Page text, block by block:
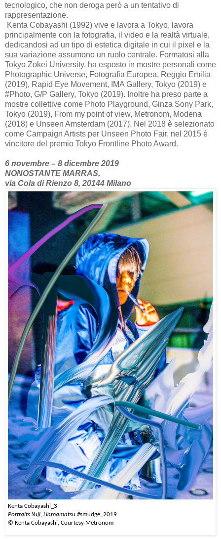
tecnologico, che non deroga però a un tentativo di
rappresentazione.
Kenta Cobayashi (1992) vive e lavora a Tokyo, lavora
principalmente con la fotografia, il video e la realtà virtuale,
dedicandosi ad un tipo di estetica digitale in cui il pixel e la
sua variazione assumono un ruolo centrale. Formatosi alla
Tokyo Zokei University, ha esposto in mostre personali come
Photographic Universe, Fotografia Europea, Reggio Emilia
(2019), Rapid Eye Movement, IMA Gallery, Tokyo (2019) e
#Photo, G/P Gallery, Tokyo (2019). Inoltre ha preso parte a
mostre collettive come Photo Playground, Ginza Sony Park,
Tokyo (2019), From my point of view, Metronom, Modena
(2018) e Unseen Amsterdam (2017). Nel 2018 è selezionato
come Campaign Artists per Unseen Photo Fair, nel 2015 è
vincitore del premio Tokyo Frontline Photo Award.
6 novembre – 8 dicembre 2019
NONOSTANTE MARRAS,
via Cola di Rienzo 8, 20144 Milano
Kenta Cobayashi_3
Portraits Yuji, Hamamatsu #smudge, 2019
© Kenta Cobayashi, Courtesy Metronom